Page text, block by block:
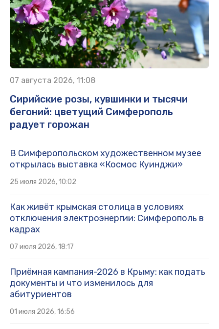
07 августа 2026, 11:08
Сирийские розы, кувшинки и тысячи
бегоний: цветущий Симферополь
радует горожан
В Симферопольском художественном музее
открылась выставка «Космос Куинджи»
25 июля 2026, 10:02
Как живёт крымская столица в условиях
отключения электроэнергии: Симферополь в
кадрах
07 июля 2026, 18:17
Приёмная кампания-2026 в Крыму: как подать
документы и что изменилось для
абитуриентов
01 июля 2026, 16:56